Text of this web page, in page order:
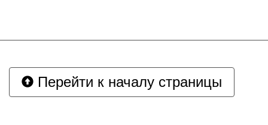
Перейти к началу страницы